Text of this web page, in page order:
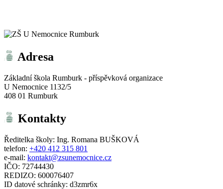
Adresa
Základní škola Rumburk - příspěvková organizace
U Nemocnice 1132/5
408 01 Rumburk
Kontakty
Ředitelka školy: Ing. Romana BUŠKOVÁ
telefon: +420 412 315 801
e-mail: kontakt@zsunemocnice.cz
IČO: 72744430
REDIZO: 600076407
ID datové schránky: d3zmr6x